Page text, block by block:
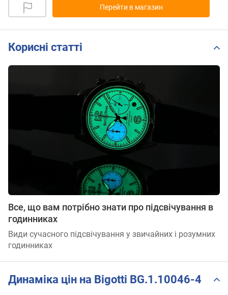
Перейти в магазин
Корисні статті
Все, що вам потрібно знати про підсвічування в
годинниках
Види сучасного підсвічування у звичайних і розумних
годинниках
Динаміка цін на Bigotti BG.1.10046-4